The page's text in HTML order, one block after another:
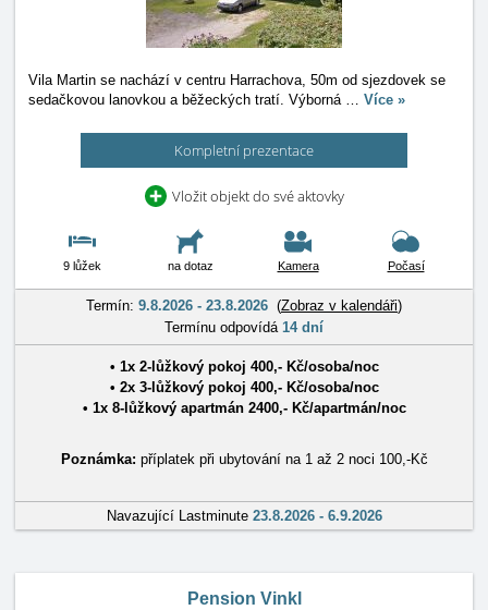
Vila Martin se nachází v centru Harrachova, 50m od sjezdovek se
sedačkovou lanovkou a běžeckých tratí. Výborná … Více »
Kompletní prezentace
Vložit objekt do své aktovky
9 lůžek na dotaz Kamera Počasí
Termín: 9.8.2026 - 23.8.2026 (Zobraz v kalendáři)
Termínu odpovídá 14 dní
• 1x 2-lůžkový pokoj 400,- Kč/osoba/noc
• 2x 3-lůžkový pokoj 400,- Kč/osoba/noc
• 1x 8-lůžkový apartmán 2400,- Kč/apartmán/noc
Poznámka: příplatek při ubytování na 1 až 2 noci 100,-Kč
Navazující Lastminute 23.8.2026 - 6.9.2026
Pension Vinkl